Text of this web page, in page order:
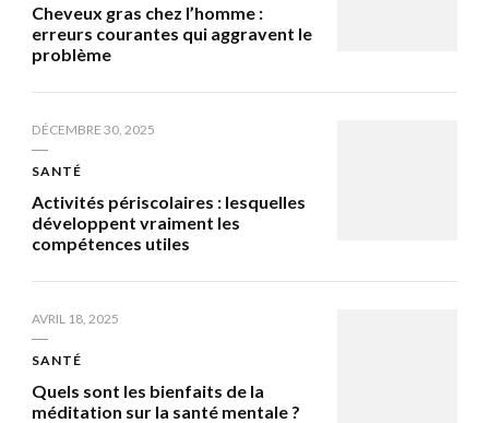
Cheveux gras chez l’homme :
erreurs courantes qui aggravent le
problème
DÉCEMBRE 30, 2025
SANTÉ
Activités périscolaires : lesquelles
développent vraiment les
compétences utiles
AVRIL 18, 2025
SANTÉ
Quels sont les bienfaits de la
méditation sur la santé mentale ?